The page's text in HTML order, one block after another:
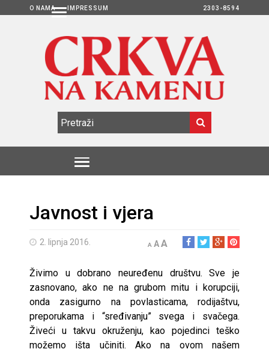
O NAMA IMPRESSUM 2303-8594
Javnost i vjera
2. lipnja 2016. A AA
Živimo u dobrano neuređenu društvu. Sve je
zasnovano, ako ne na grubom mitu i korupciji,
onda zasigurno na povlasticama, rodijaštvu,
preporukama i “sređivanju” svega i svačega.
Živeći u takvu okruženju, kao pojedinci teško
možemo išta učiniti. Ako na ovom našem